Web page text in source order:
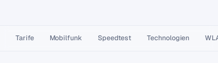
Tarife Mobilfunk Speedtest Technologien